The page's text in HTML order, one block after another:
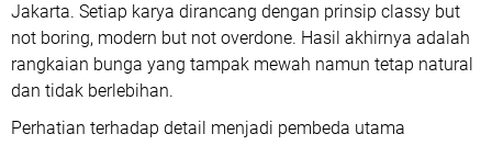
Jakarta. Setiap karya dirancang dengan prinsip classy but
not boring, modern but not overdone. Hasil akhirnya adalah
rangkaian bunga yang tampak mewah namun tetap natural
dan tidak berlebihan.
Perhatian terhadap detail menjadi pembeda utama